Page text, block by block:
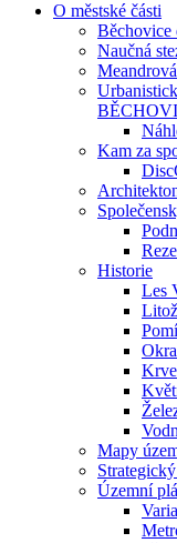
O městské části
Běchovice
Naučná
Kam za
Historie
Les
Mapy
Územní